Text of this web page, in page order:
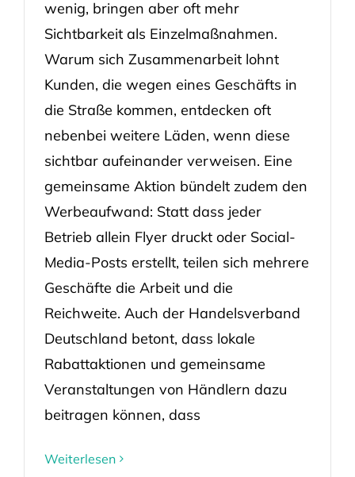
wenig, bringen aber oft mehr
Sichtbarkeit als Einzelmaßnahmen.
Warum sich Zusammenarbeit lohnt
Kunden, die wegen eines Geschäfts in
die Straße kommen, entdecken oft
nebenbei weitere Läden, wenn diese
sichtbar aufeinander verweisen. Eine
gemeinsame Aktion bündelt zudem den
Werbeaufwand: Statt dass jeder
Betrieb allein Flyer druckt oder Social-
Media-Posts erstellt, teilen sich mehrere
Geschäfte die Arbeit und die
Reichweite. Auch der Handelsverband
Deutschland betont, dass lokale
Rabattaktionen und gemeinsame
Veranstaltungen von Händlern dazu
beitragen können, dass
Weiterlesen